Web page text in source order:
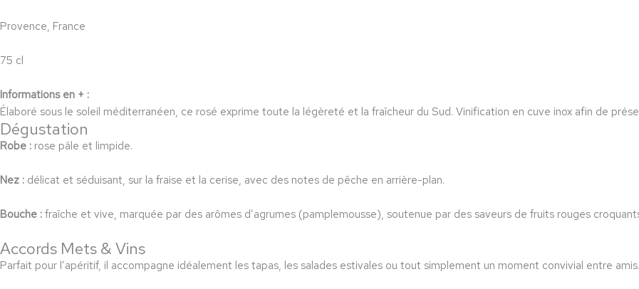
Provence, France
75 cl
Informations en + :
Élaboré sous le soleil méditerranéen, ce rosé exprime toute la légèreté et la fraîcheur du Sud. Vinification en cuve inox afin de
Dégustation
Robe : rose pâle et limpide.
Nez : délicat et séduisant, sur la fraise et la cerise, avec des notes de pêche en arrière-plan.
Bouche : fraîche et vive, marquée par des arômes d’agrumes (pamplemousse), soutenue par des saveurs de fruits rouges
Accords Mets & Vins
Parfait pour l’apéritif, il accompagne idéalement les tapas, les salades estivales ou tout simplement un moment convivial entre amis.